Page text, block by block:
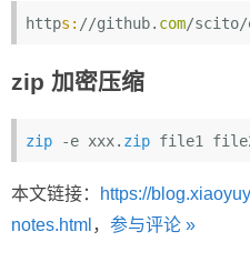
https: //github. com
zip 加密压缩
zip -e xxx. zip
本文链接：
https://
notes.html ， 参与评论 »